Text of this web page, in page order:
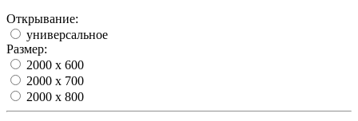
Открывание:
универсальное
Размер:
2000 х 600
2000 х 700
2000 х 800